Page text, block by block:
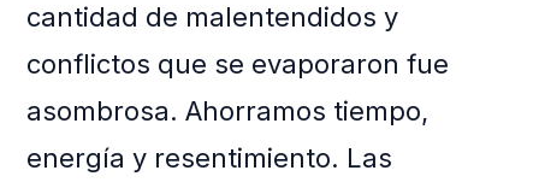
cantidad de malentendidos y
conflictos que se evaporaron fue
asombrosa. Ahorramos tiempo,
energía y resentimiento. Las